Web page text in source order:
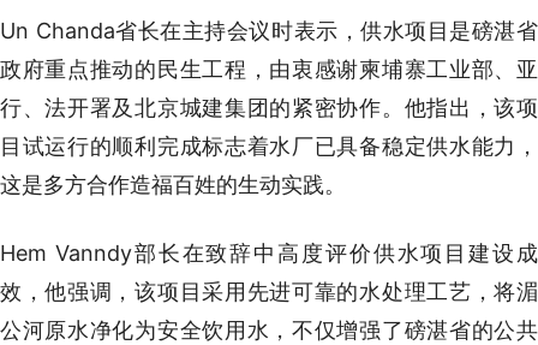
Un Chanda省长在主持会议时表示，供水项目是磅湛省
政府重点推动的民生工程，由衷感谢柬埔寨工业部、亚
行、法开署及北京城建集团的紧密协作。他指出，该项
目试运行的顺利完成标志着水厂已具备稳定供水能力，
这是多方合作造福百姓的生动实践。
Hem Vanndy部长在致辞中高度评价供水项目建设成
效，他强调，该项目采用先进可靠的水处理工艺，将湄
公河原水净化为安全饮用水，不仅增强了磅湛省的公共